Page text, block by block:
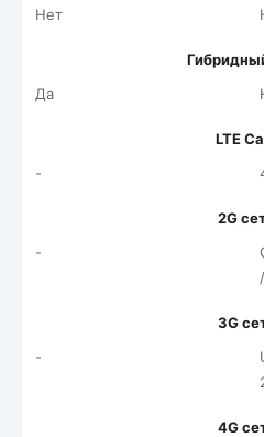
Нет
Да
LTE
-
2G
-
3G
-
4G